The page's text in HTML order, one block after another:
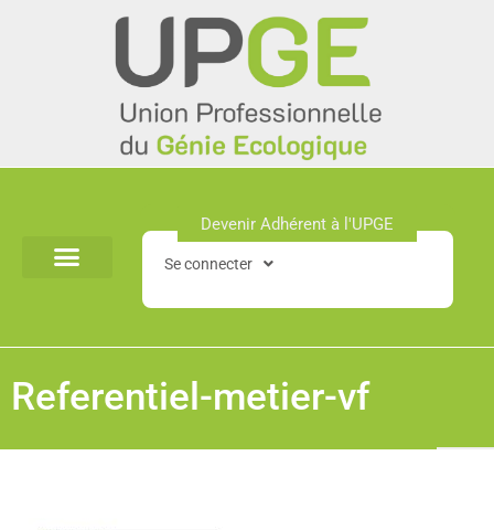
Devenir Adhérent à l'UPGE​
Se connecter
Referentiel-metier-vf